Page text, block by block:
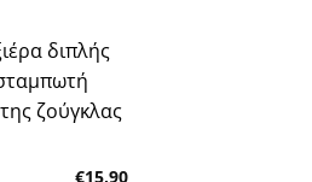
Πρόσθήκη
στην λίστα
€15,90